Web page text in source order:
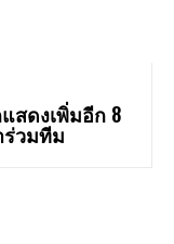
แสดงเพิ่มอีก 8
ร่วมทีม